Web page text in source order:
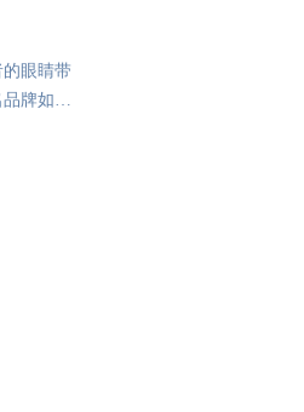
眼睛带
牌如蔡